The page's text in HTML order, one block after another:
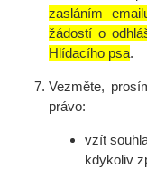
zasláním
žádostí o
Hlídacího psa.
Vezměte,
právo:
vzít
kdykoliv